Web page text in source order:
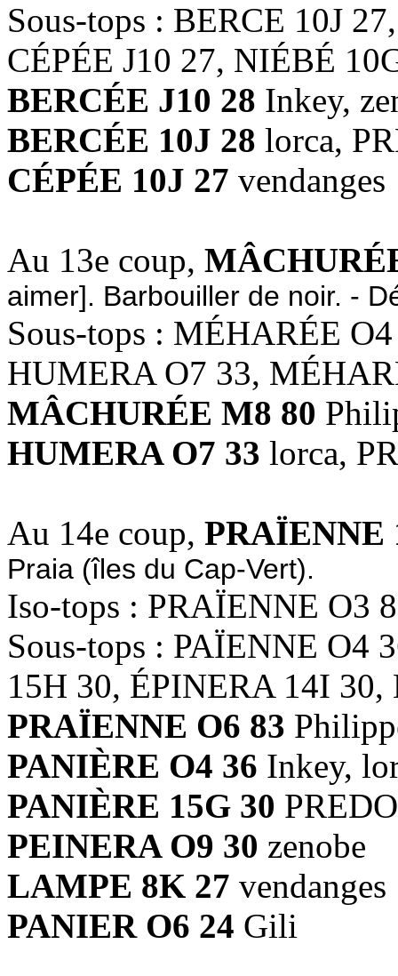
Sous-tops : BERCE 10J
CÉPÉE J10 27, NIÉBÉ
BERCÉE J10 28 Inkey,
BERCÉE 10J 28 lorca,
CÉPÉE 10J 27 vendanges
Au 13e coup,
aimer]. Barbouiller de noir. -
Sous-tops : MÉHARÉE
HUMERA O7 33,
MÂCHURÉE M8 80
HUMERA O7 33 lorca,
Au 14e coup, PRAÏENNE
Praia (îles du Cap-Vert).
Iso-tops : PRAÏENNE O3
Sous-tops : PAÏENNE O4
15H 30, ÉPINERA 14I
PRAÏENNE O6 83
PANIÈRE O4 36 Inkey,
PANIÈRE 15G 30
PEINERA O9 30 zenobe
LAMPE 8K 27 vendanges
PANIER O6 24 Gili